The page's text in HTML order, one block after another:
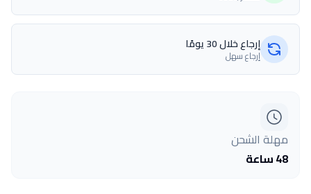
إرجاع خلال 30 يومًا
إرجاع سهل
مهلة الشحن
48 ساعة